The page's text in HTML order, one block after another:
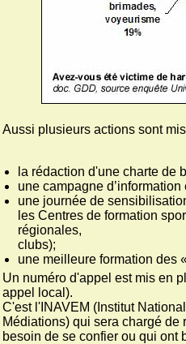
Aussi plusieurs actions sont
la rédaction d'une charte de
une campagne
une journée de
les Centres de formation
régionales,
clubs);
une meilleure formation des
Un numéro d'appel est mis en
appel local).
C'est l'INAVEM (Institut
Médiations) qui sera chargé
besoin de se confier ou qui ont